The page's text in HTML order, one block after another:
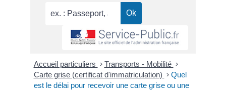
Accueil particuliers > Transports - Mobilité >
Carte grise (certificat d'immatriculation) > Quel
est le délai pour recevoir une carte grise ou une